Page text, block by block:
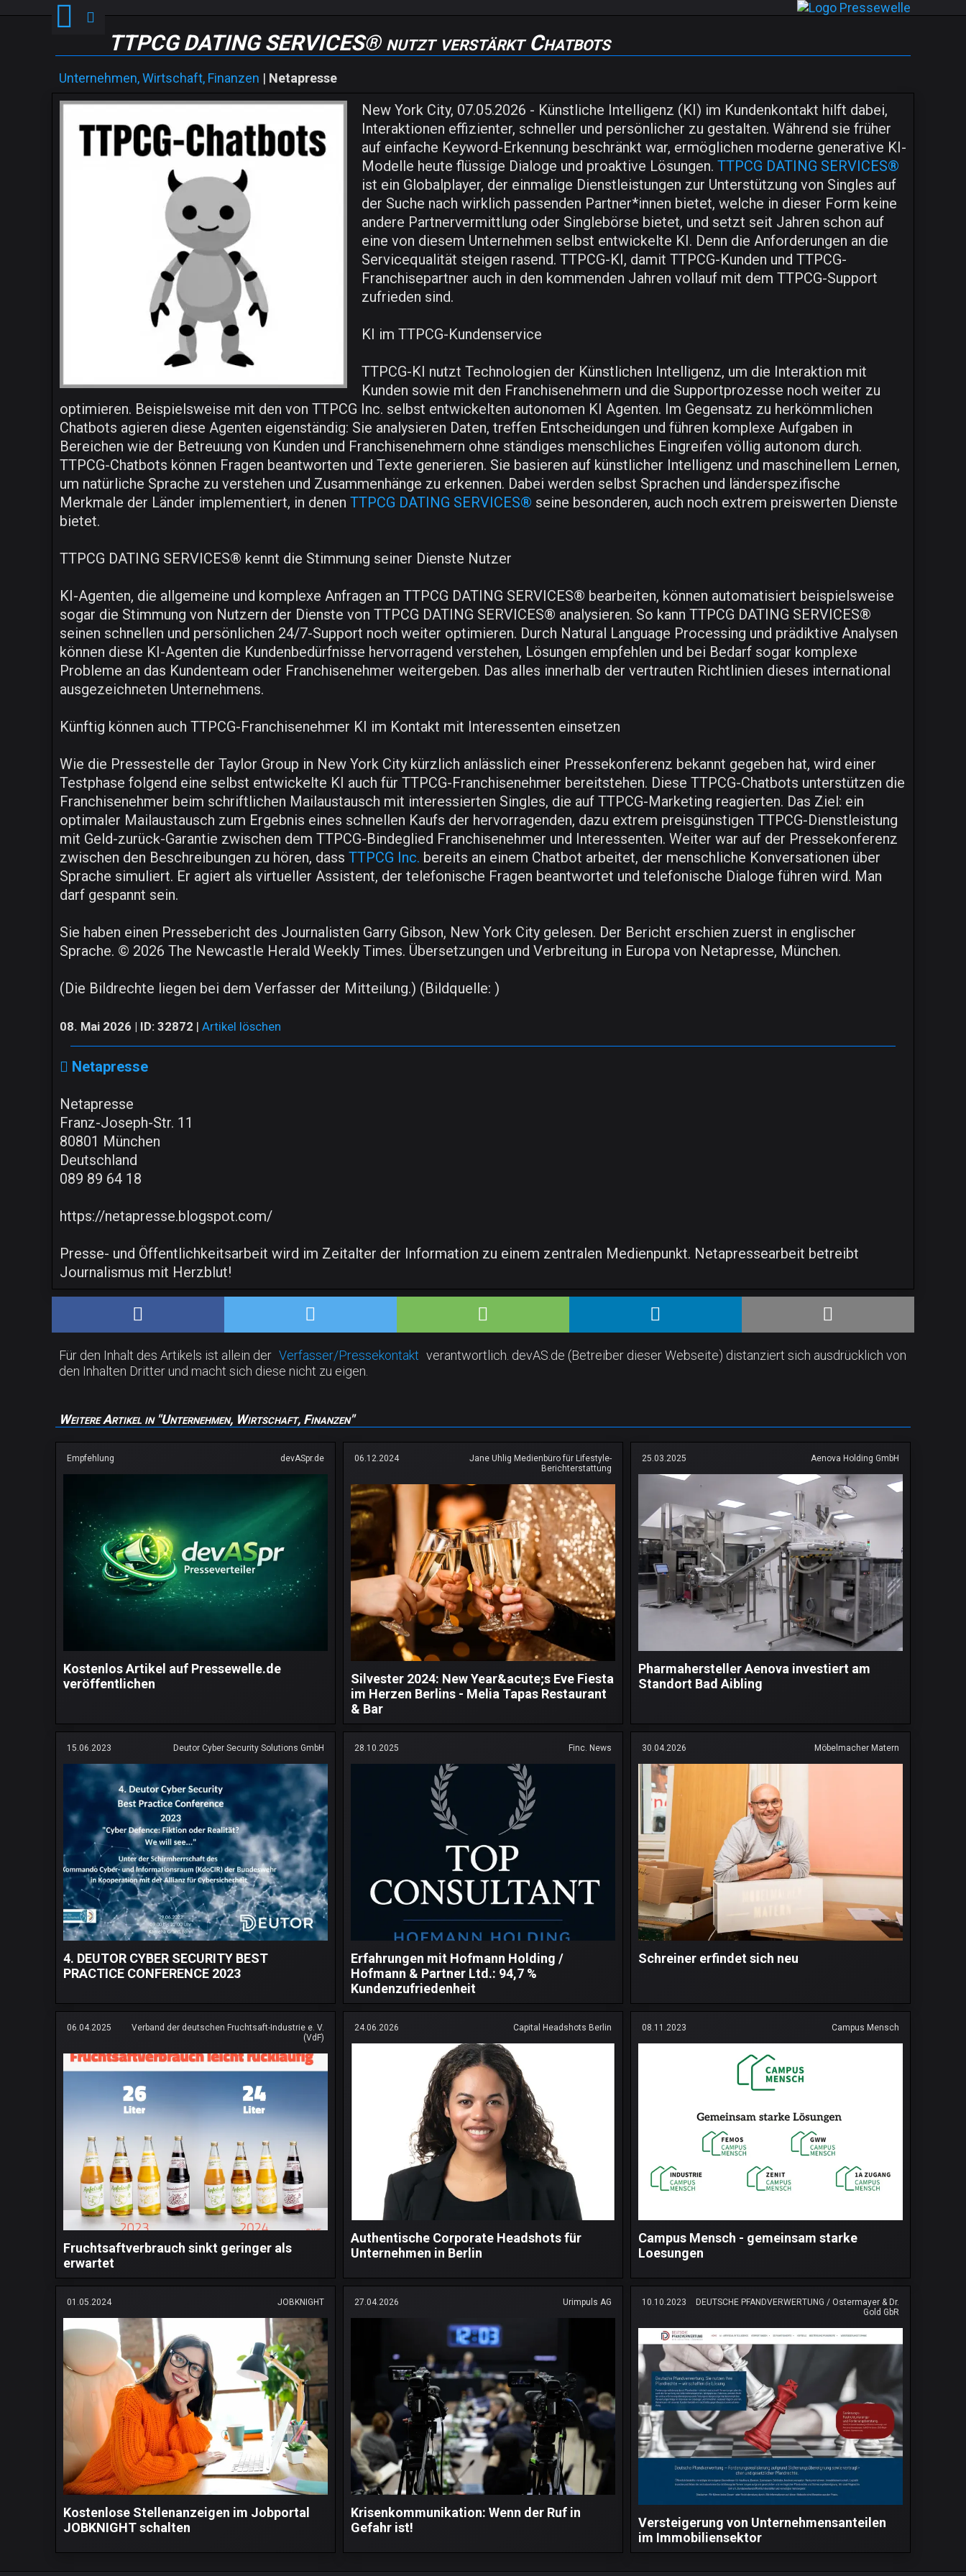
TTPCG DATING SERVICES® nutzt verstärkt Chatbots
Unternehmen, Wirtschaft, Finanzen | Netapresse
New York City, 07.05.2026 - Künstliche Intelligenz (KI) im Kundenkontakt hilft dabei,
Interaktionen effizienter, schneller und persönlicher zu gestalten. Während sie früher
auf einfache Keyword-Erkennung beschränkt war, ermöglichen moderne generative KI-
Modelle heute flüssige Dialoge und proaktive Lösungen. TTPCG DATING SERVICES®
ist ein Globalplayer, der einmalige Dienstleistungen zur Unterstützung von Singles auf
der Suche nach wirklich passenden Partner*innen bietet, welche in dieser Form keine
andere Partnervermittlung oder Singlebörse bietet, und setzt seit Jahren schon auf
eine von diesem Unternehmen selbst entwickelte KI. Denn die Anforderungen an die
Servicequalität steigen rasend. TTPCG-KI, damit TTPCG-Kunden und TTPCG-
Franchisepartner auch in den kommenden Jahren vollauf mit dem TTPCG-Support
zufrieden sind.
KI im TTPCG-Kundenservice
TTPCG-KI nutzt Technologien der Künstlichen Intelligenz, um die Interaktion mit
Kunden sowie mit den Franchisenehmern und die Supportprozesse noch weiter zu
optimieren. Beispielsweise mit den von TTPCG Inc. selbst entwickelten autonomen KI Agenten. Im Gegensatz zu herkömmlichen
Chatbots agieren diese Agenten eigenständig: Sie analysieren Daten, treffen Entscheidungen und führen komplexe Aufgaben in
Bereichen wie der Betreuung von Kunden und Franchisenehmern ohne ständiges menschliches Eingreifen völlig autonom durch.
TTPCG-Chatbots können Fragen beantworten und Texte generieren. Sie basieren auf künstlicher Intelligenz und maschinellem Lernen,
um natürliche Sprache zu verstehen und Zusammenhänge zu erkennen. Dabei werden selbst Sprachen und länderspezifische
Merkmale der Länder implementiert, in denen TTPCG DATING SERVICES® seine besonderen, auch noch extrem preiswerten Dienste
bietet.
TTPCG DATING SERVICES® kennt die Stimmung seiner Dienste Nutzer
KI-Agenten, die allgemeine und komplexe Anfragen an TTPCG DATING SERVICES® bearbeiten, können automatisiert beispielsweise
sogar die Stimmung von Nutzern der Dienste von TTPCG DATING SERVICES® analysieren. So kann TTPCG DATING SERVICES®
seinen schnellen und persönlichen 24/7-Support noch weiter optimieren. Durch Natural Language Processing und prädiktive Analysen
können diese KI-Agenten die Kundenbedürfnisse hervorragend verstehen, Lösungen empfehlen und bei Bedarf sogar komplexe
Probleme an das Kundenteam oder Franchisenehmer weitergeben. Das alles innerhalb der vertrauten Richtlinien dieses international
ausgezeichneten Unternehmens.
Künftig können auch TTPCG-Franchisenehmer KI im Kontakt mit Interessenten einsetzen
Wie die Pressestelle der Taylor Group in New York City kürzlich anlässlich einer Pressekonferenz bekannt gegeben hat, wird einer
Testphase folgend eine selbst entwickelte KI auch für TTPCG-Franchisenehmer bereitstehen. Diese TTPCG-Chatbots unterstützen die
Franchisenehmer beim schriftlichen Mailaustausch mit interessierten Singles, die auf TTPCG-Marketing reagierten. Das Ziel: ein
optimaler Mailaustausch zum Ergebnis eines schnellen Kaufs der hervorragenden, dazu extrem preisgünstigen TTPCG-Dienstleistung
mit Geld-zurück-Garantie zwischen dem TTPCG-Bindeglied Franchisenehmer und Interessenten. Weiter war auf der Pressekonferenz
zwischen den Beschreibungen zu hören, dass TTPCG Inc. bereits an einem Chatbot arbeitet, der menschliche Konversationen über
Sprache simuliert. Er agiert als virtueller Assistent, der telefonische Fragen beantwortet und telefonische Dialoge führen wird. Man
darf gespannt sein.
Sie haben einen Pressebericht des Journalisten Garry Gibson, New York City gelesen. Der Bericht erschien zuerst in englischer
Sprache. © 2026 The Newcastle Herald Weekly Times. Übersetzungen und Verbreitung in Europa von Netapresse, München.
(Die Bildrechte liegen bei dem Verfasser der Mitteilung.) (Bildquelle: )
08. Mai 2026 | ID: 32872 Artikel löschen
Netapresse
Netapresse
Franz-Joseph-Str. 11
80801 München
Deutschland
089 89 64 18
https://netapresse.blogspot.com/
Presse- und Öffentlichkeitsarbeit wird im Zeitalter der Information zu einem zentralen Medienpunkt. Netapressearbeit betreibt
Journalismus mit Herzblut!
Für den Inhalt des Artikels ist allein der Verfasser/Pressekontakt verantwortlich. devAS.de (Betreiber dieser Webseite) distanziert sich ausdrücklich von
den Inhalten Dritter und macht sich diese nicht zu eigen.
Weitere Artikel in "Unternehmen, Wirtschaft, Finanzen"
Empfehlung devASpr.de
Kostenlos Artikel auf Pressewelle.de
veröffentlichen
06.12.2024
Jane Uhlig Medienbüro für Lifestyle-
Berichterstattung
Silvester 2024: New Year&acute;s Eve Fiesta
im Herzen Berlins - Melia Tapas Restaurant
& Bar
25.03.2025 Aenova Holding GmbH
Pharmahersteller Aenova investiert am
Standort Bad Aibling
15.06.2023 Deutor Cyber Security Solutions GmbH
4. DEUTOR CYBER SECURITY BEST
PRACTICE CONFERENCE 2023
28.10.2025 Finc. News
Erfahrungen mit Hofmann Holding /
Hofmann & Partner Ltd.: 94,7 %
Kundenzufriedenheit
30.04.2026 Möbelmacher Matern
Schreiner erfindet sich neu
06.04.2025
Verband der deutschen Fruchtsaft-Industrie e. V.
(VdF)
Fruchtsaftverbrauch sinkt geringer als
erwartet
24.06.2026 Capital Headshots Berlin
Authentische Corporate Headshots für
Unternehmen in Berlin
08.11.2023 Campus Mensch
Campus Mensch - gemeinsam starke
Loesungen
01.05.2024 JOBKNIGHT
Kostenlose Stellenanzeigen im Jobportal
JOBKNIGHT schalten
27.04.2026 Urimpuls AG
Krisenkommunikation: Wenn der Ruf in
Gefahr ist!
10.10.2023
DEUTSCHE PFANDVERWERTUNG / Ostermayer & Dr.
Gold GbR
Versteigerung von Unternehmensanteilen
im Immobiliensektor